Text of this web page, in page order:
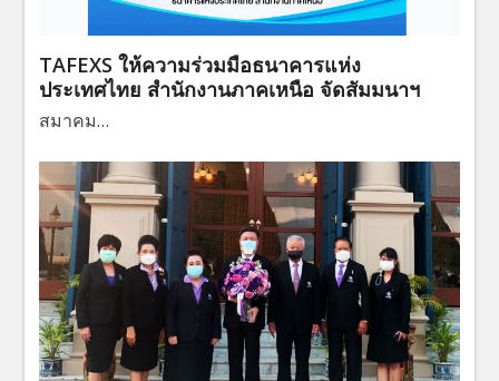
TAFEXS ให้ความร่วมมือธนาคารแห่ง
ประเทศไทย สำนักงานภาคเหนือ จัดสัมมนาฯ
สมาคม…